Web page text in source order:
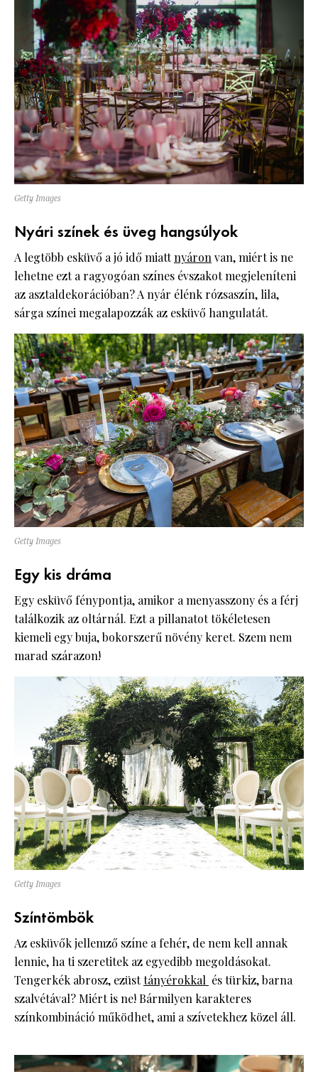
Getty Images
Nyári színek és üveg hangsúlyok
A legtöbb esküvő a jó idő miattnyáronvan, miért is ne
lehetne ezt a ragyogóan színes évszakot megjeleníteni
az asztaldekorációban? A nyár élénk rózsaszín, lila,
sárga színei megalapozzák az esküvő hangulatát.
Getty Images
Egy kis dráma
Egy esküvő fénypontja, amikor a menyasszony és a férj
találkozik az oltárnál. Ezt a pillanatot tökéletesen
kiemeli egy buja, bokorszerű növény keret. Szem nem
marad szárazon!
Getty Images
Színtömbök
Az esküvők jellemző színe a fehér, de nem kell annak
lennie, ha ti szeretitek az egyedibb megoldásokat.
Tengerkék abrosz, ezüsttányérokkal és türkiz, barna
szalvétával? Miért is ne! Bármilyen karakteres
színkombináció működhet, ami a szívetekhez közel áll.